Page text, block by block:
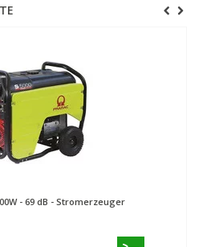
- 69 dB - Stromerzeuger